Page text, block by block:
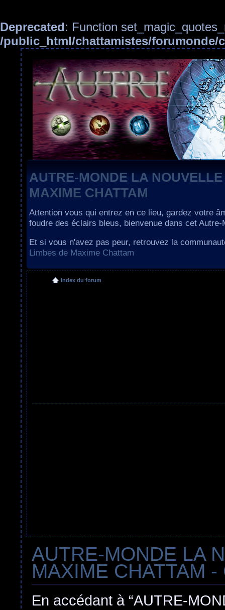
Deprecated: Function
/public_html/chattamistes/forumonde/
AUTRE-MONDE LA
MAXIME CHATTAM
Attention vous qui entrez en ce lieu, gardez votre
foudre des éclairs bleus, bienvenue dans cet Autre-
Et si vous n'avez pas peur, retrouvez la
Limbes de Maxime Chattam
Index du forum
AUTRE-MONDE LA
MAXIME CHATTAM
En accédant à “AUTRE-